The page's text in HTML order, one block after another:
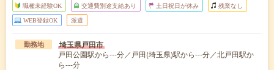
職種未経験OK 交通費別途支給あり 土日祝日が休み 残業なし
WEB登録OK 派遣
勤務地 埼玉県戸田市
戸田公園駅から---分／戸田(埼玉県)駅から---分／北戸田駅か
ら---分